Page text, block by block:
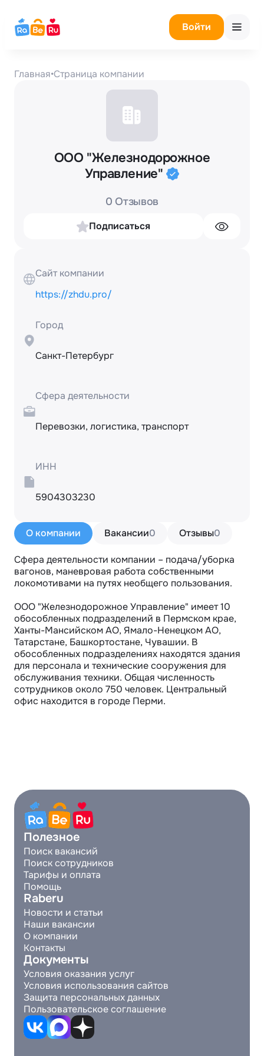
Войти
Главная•Страница компании
ООО "Железнодорожное
Управление"
0 Отзывов
Подписаться
О компании Вакансии0 Отзывы0
Сфера деятельности компании – подача/уборка
вагонов, маневровая работа собственными
локомотивами на путях необщего пользования.
ООО "Железнодорожное Управление" имеет 10
обособленных подразделений в Пермском крае,
Ханты-Мансийском АО, Ямало-Ненецком АО,
Татарстане, Башкортостане, Чувашии. В
обособленных подразделениях находятся здания
для персонала и технические сооружения для
обслуживания техники. Общая численность
сотрудников около 750 человек. Центральный
офис находится в городе Перми.
Сайт компании
https://zhdu.pro/
Город
Санкт-Петербург
Сфера деятельности
Перевозки, логистика, транспорт
ИНН
5904303230
Полезное
Поиск вакансий
Поиск сотрудников
Тарифы и оплата
Помощь
Raberu
Новости и статьи
Наши вакансии
О компании
Контакты
Документы
Условия оказания услуг
Условия использования сайтов
Защита персональных данных
Пользовательское соглашение